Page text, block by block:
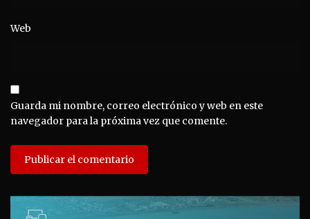
Web
Guarda mi nombre, correo electrónico y web en este
navegador para la próxima vez que comente.